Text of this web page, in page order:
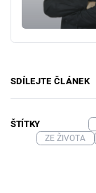
SDÍLEJTE ČLÁNEK
ŠTÍTKY
ZE ŽIVOTA